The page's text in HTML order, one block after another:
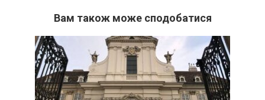
Вам також може сподобатися